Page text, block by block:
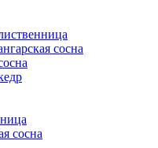
сосна
сосна